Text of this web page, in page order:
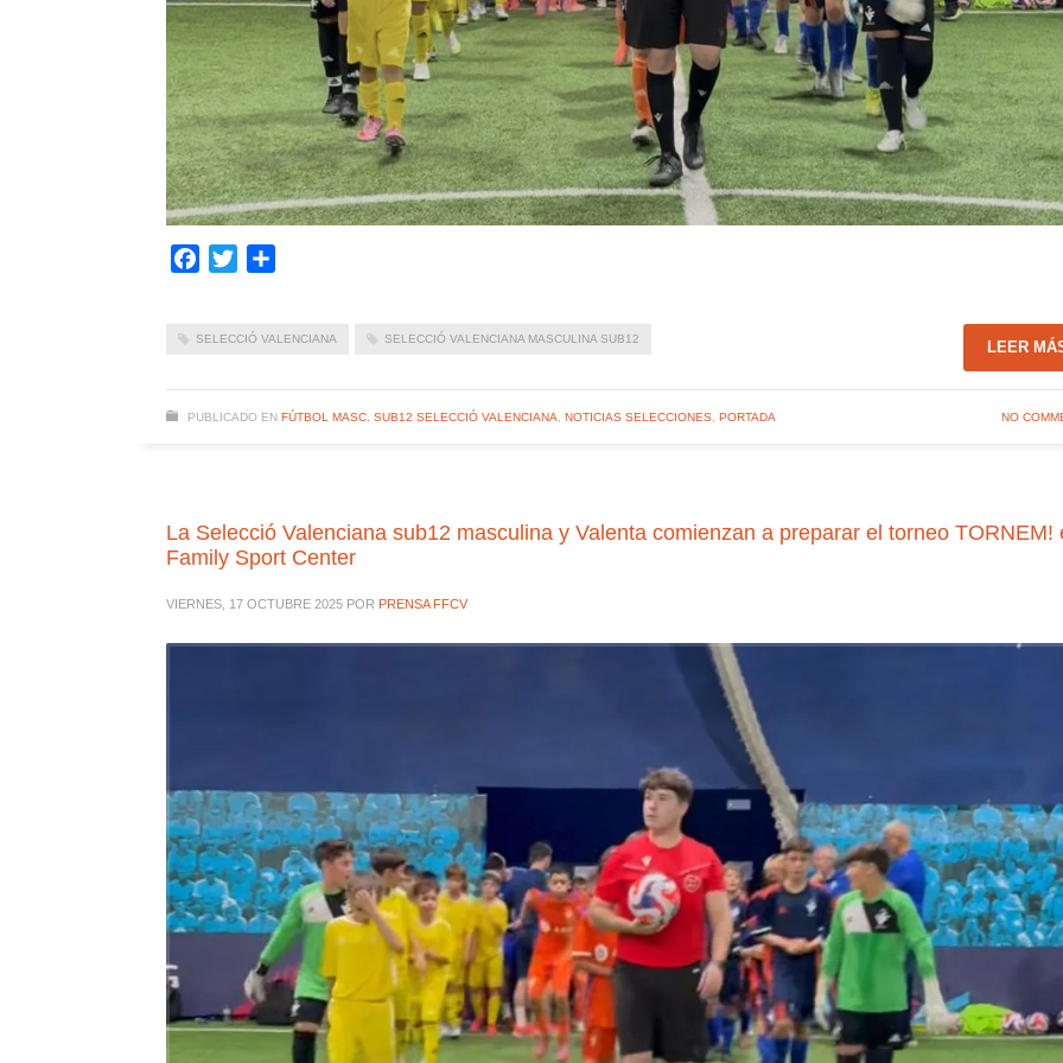
Facebook
Twitter
SELECCIÓ VALENCIANA SELECCIÓ VALENCIANA MASCULINA SUB12 LEER
PUBLICADO EN FÚTBOL MASC. SUB12 SELECCIÓ VALENCIANA NOTICIAS SELECCIONES, PORTADA NO
La Selecció Valenciana sub12 masculina y Valenta comienzan a preparar el torneo TORNEM!
Family Sport Center
VIERNES, 17 OCTUBRE 2025 POR PRENSA FFCV